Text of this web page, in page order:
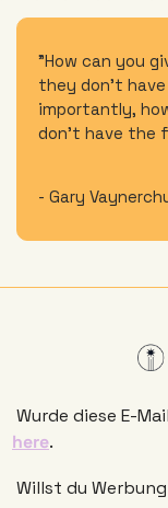
"How can you
they don’t
importantly,
don’t have the
- Gary
Wurde diese E-
here.
Willst du